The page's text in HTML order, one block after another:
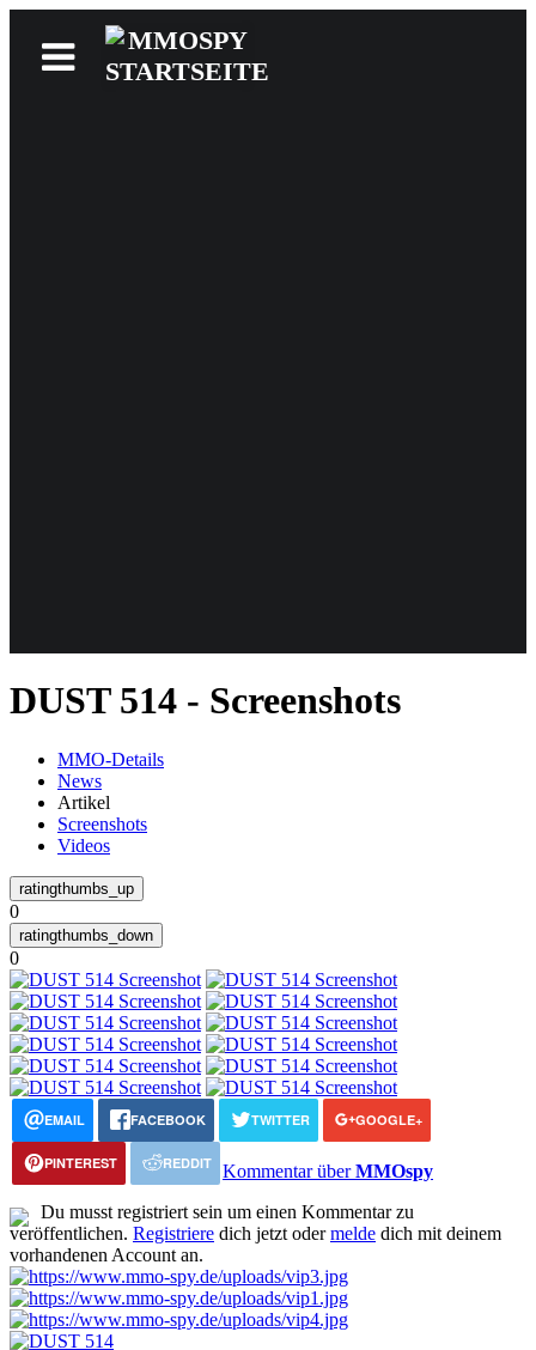
DUST 514 - Screenshots
MMO-Details
News
Artikel
Screenshots
Videos
0
0
EMAIL FACEBOOK TWITTER GOOGLE+
PINTEREST REDDIT Kommentar überMMOspy
Du musst registriert sein um einen Kommentar zu
veröffentlichen. Registriere dich jetzt odermelde dich mit deinem
vorhandenen Account an.